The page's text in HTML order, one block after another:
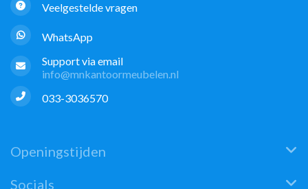
Veelgestelde vragen
WhatsApp
Support via email
info@mnkantoormeubelen.nl
033-3036570
Openingstijden
Socials